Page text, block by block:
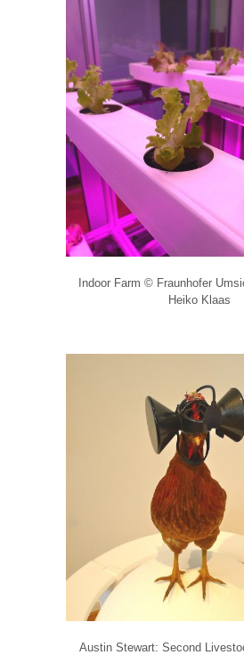
Indoor Farm © Fraunhofer
Heiko Klaas
Austin Stewart: Second